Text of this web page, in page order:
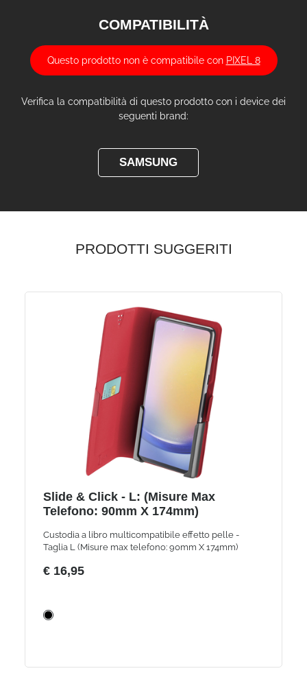
COMPATIBILITÀ
Questo prodotto non è compatibile con PIXEL 8
Verifica la compatibilità di questo prodotto con i device dei
seguenti brand:
SAMSUNG
PRODOTTI SUGGERITI
Slide & Click - L: (Misure Max
Telefono: 90mm X 174mm)
Custodia a libro multicompatibile effetto pelle -
Taglia L (Misure max telefono: 90mm X 174mm)
€ 16,95